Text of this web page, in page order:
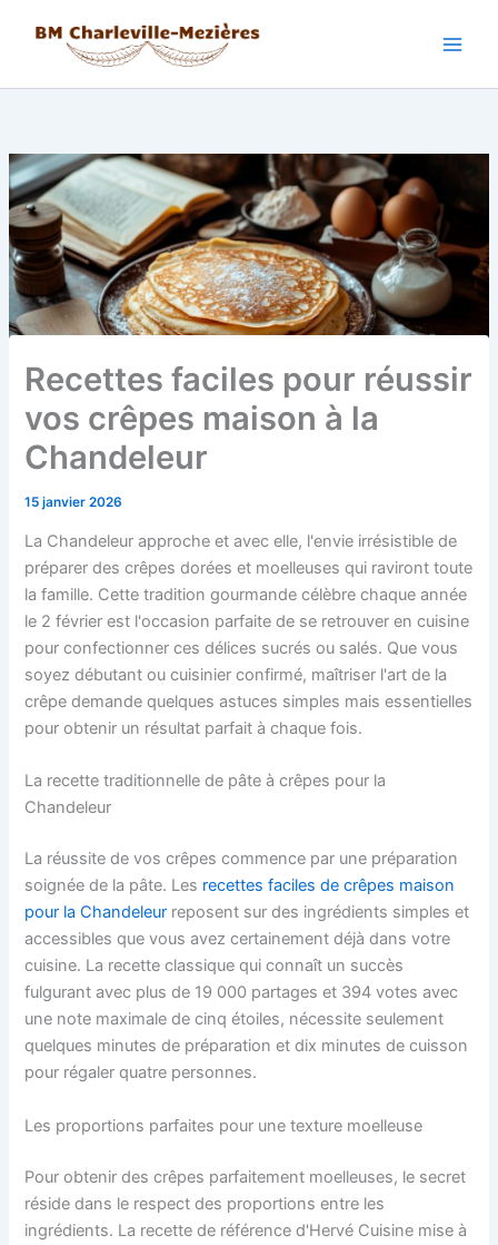
Recettes faciles pour réussir
vos crêpes maison à la
Chandeleur
15 janvier 2026
La Chandeleur approche et avec elle, l'envie irrésistible de
préparer des crêpes dorées et moelleuses qui raviront toute
la famille. Cette tradition gourmande célèbre chaque année
le 2 février est l'occasion parfaite de se retrouver en cuisine
pour confectionner ces délices sucrés ou salés. Que vous
soyez débutant ou cuisinier confirmé, maîtriser l'art de la
crêpe demande quelques astuces simples mais essentielles
pour obtenir un résultat parfait à chaque fois.
La recette traditionnelle de pâte à crêpes pour la
Chandeleur
La réussite de vos crêpes commence par une préparation
soignée de la pâte. Les recettes faciles de crêpes maison
pour la Chandeleur reposent sur des ingrédients simples et
accessibles que vous avez certainement déjà dans votre
cuisine. La recette classique qui connaît un succès
fulgurant avec plus de 19 000 partages et 394 votes avec
une note maximale de cinq étoiles, nécessite seulement
quelques minutes de préparation et dix minutes de cuisson
pour régaler quatre personnes.
Les proportions parfaites pour une texture moelleuse
Pour obtenir des crêpes parfaitement moelleuses, le secret
réside dans le respect des proportions entre les
ingrédients. La recette de référence d'Hervé Cuisine mise à